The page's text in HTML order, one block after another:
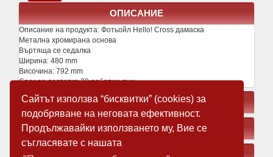
Сайтът използва “бисквитки” (cookies) за
подобряване на неговата ефективност.
Продължавайки използването му, Вие се
съгласявате с нашата
ОПИСАНИЕ
Описание на продукта: Фотьойл Hello! Cross дамаска
Метална хромирана основа
Въртяща се седалка
Ширина: 480 mm
Височина: 792 mm
Срок за доставка 30 работни дни
СВЪРЗАНИ ПРОДУКТИ
ЗАМЕСТВАЩИ ПРОДУКТИ